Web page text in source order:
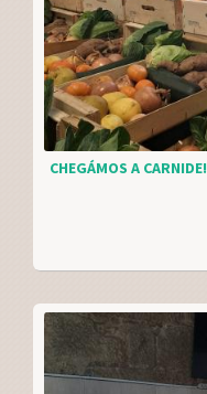
CHEGÁMOS A CARNIDE!